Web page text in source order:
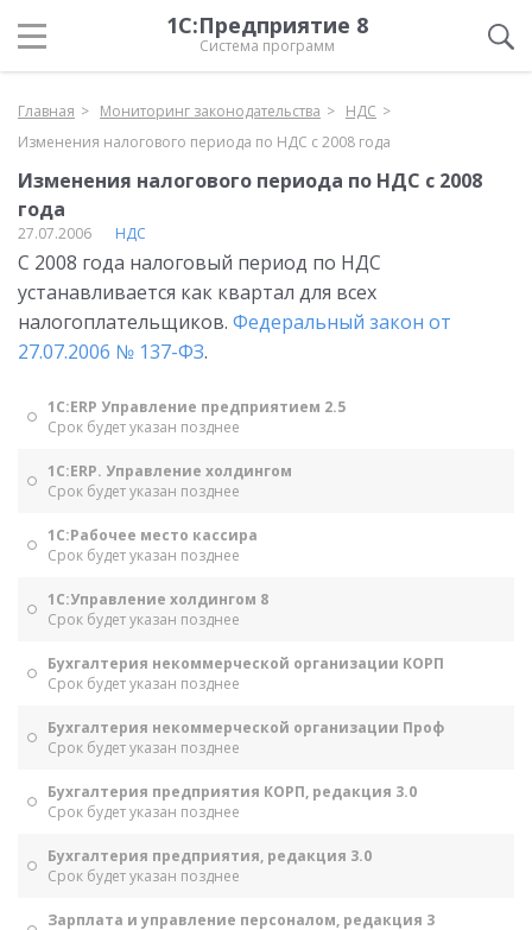
1С:Предприятие 8
Система программ
Главная Мониторинг законодательства
НДС
Изменения налогового периода по НДС с 2008 года
Изменения налогового периода по НДС с 2008
года
27.07.2006 НДС
С 2008 года налоговый период по НДС
устанавливается как квартал для всех
налогоплательщиков. Федеральный закон от
27.07.2006 № 137-ФЗ.
1С:ERP Управление предприятием 2.5
Срок будет указан позднее
1С:ERP. Управление холдингом
Срок будет указан позднее
1С:Рабочее место кассира
Срок будет указан позднее
1С:Управление холдингом 8
Срок будет указан позднее
Бухгалтерия некоммерческой организации КОРП
Срок будет указан позднее
Бухгалтерия некоммерческой организации Проф
Срок будет указан позднее
Бухгалтерия предприятия КОРП, редакция 3.0
Срок будет указан позднее
Бухгалтерия предприятия, редакция 3.0
Срок будет указан позднее
Зарплата и управление персоналом, редакция 3